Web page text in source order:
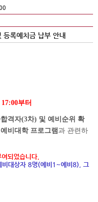
록예치금 납부 안내
17:00부터
격자(3차) 및 예비순위 확
비대학 프로그램 과 관련하
되었습니다.
대상자 8명(예비1~예비8), 그